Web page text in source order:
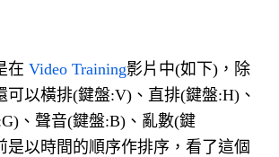
在 Video Training影片中(如下)，除
可以橫排(鍵盤:V)、直排(鍵盤:H)、
、聲音(鍵盤:B)、亂數(鍵
是以時間的順序作排序，看了這個